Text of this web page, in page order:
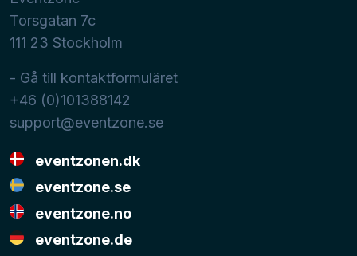
Torsgatan 7c
111 23 Stockholm
- Gå till kontaktformuläret
+46 (0)101388142
support@eventzone.se
eventzonen.dk
eventzone.se
eventzone.no
eventzone.de